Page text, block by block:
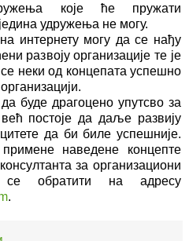
које ће пружати
удружења не могу.
интернету могу да се нађу
развоју организације те је
неки од концепата успешно
буде драгоцено упутсво за
постоје да даље развију
да би биле успешније.
наведене концепте
за организациони
обратити на адресу
.